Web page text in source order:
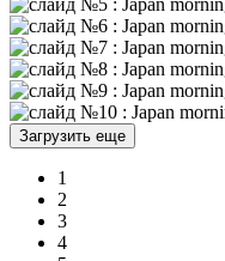
Загрузить еще
1
2
3
4